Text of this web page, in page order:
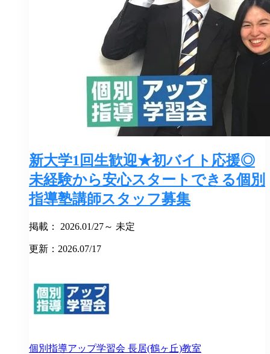
新大学1回生歓迎★初バイト応援◎
未経験から安心スタートできる個別
指導塾講師スタッフ募集
掲載： 2026.01/27～ 未定
更新：2026.07/17
個別指導アップ学習会 長居(鶴ヶ丘)教室